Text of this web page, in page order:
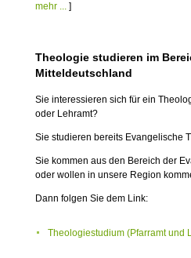
mehr ...]
Theologie studieren im
Mitteldeutschland
Sie interessieren sich für ein
oder Lehramt?
Sie studieren bereits Evangelische
Sie kommen aus den Bereich der
oder wollen in unsere Region
Dann folgen Sie dem Link:
Theologiestudium (Pfarramt